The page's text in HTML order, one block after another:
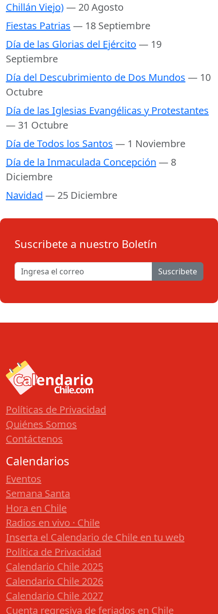
Chillán Viejo)— 20 Agosto
Fiestas Patrias — 18 Septiembre
Día de las Glorias del Ejército — 19
Septiembre
Día del Descubrimiento de Dos Mundos — 10
Octubre
Día de las Iglesias Evangélicas y Protestantes
— 31 Octubre
Día de Todos los Santos — 1 Noviembre
Día de la Inmaculada Concepción — 8
Diciembre
Navidad — 25 Diciembre
Suscribete a nuestro Boletín
Suscribete
Políticas de Privacidad
Quiénes Somos
Contáctenos
Calendarios
Eventos
Semana Santa
Hora en Chile
Radios en vivo · Chile
Inserta el Calendario de Chile en tu web
Política de Privacidad
Calendario Chile 2025
Calendario Chile 2026
Calendario Chile 2027
Cuenta regresiva de feriados en Chile